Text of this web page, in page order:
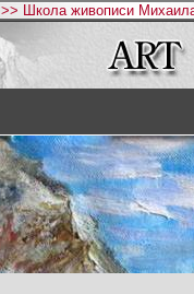
>> Школа живописи